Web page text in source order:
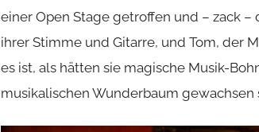
einer Open Stage getroffen und – zack
ihrer Stimme und Gitarre, und Tom, der
es ist, als hätten sie magische Musik-
musikalischen Wunderbaum gewachsen